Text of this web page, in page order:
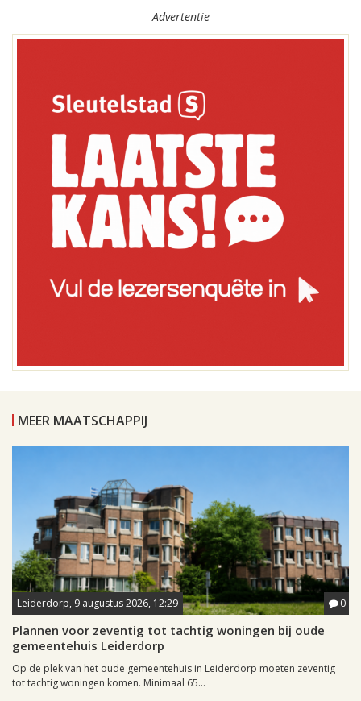
Advertentie
MEER MAATSCHAPPIJ
Leiderdorp, 9 augustus 2026, 12:29 0
Plannen voor zeventig tot tachtig woningen bij oude
gemeentehuis Leiderdorp
Op de plek van het oude gemeentehuis in Leiderdorp moeten zeventig
tot tachtig woningen komen. Minimaal 65...